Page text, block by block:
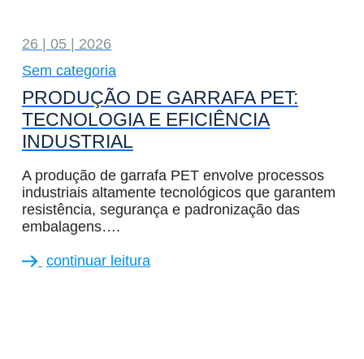
26 | 05 | 2026
Sem categoria
PRODUÇÃO DE GARRAFA PET:
TECNOLOGIA E EFICIÊNCIA
INDUSTRIAL
A produção de garrafa PET envolve processos
industriais altamente tecnológicos que garantem
resistência, segurança e padronização das
embalagens….
continuar leitura